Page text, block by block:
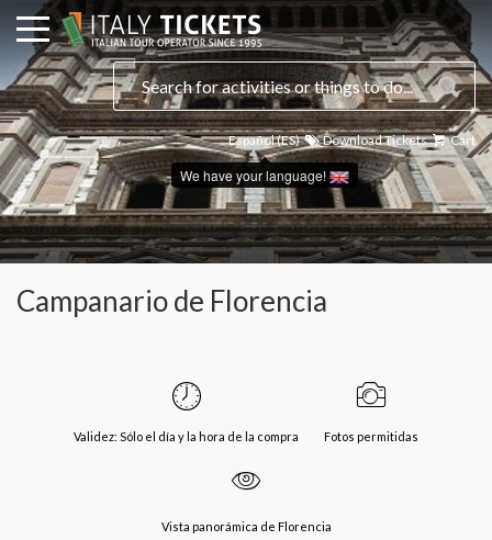
Español (ES)
We have your language!
Download Tickets Cart
Campanario de Florencia
Validez: Sólo el día y la hora de la compra Fotos permitidas
Vista panorámica de Florencia